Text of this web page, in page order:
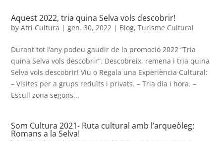
Aquest 2022, tria quina Selva vols descobrir!
byAtri Cultura |gen. 30, 2022 | Blog,Turisme Cultural
Durant tot l’any podeu gaudir de la promoció 2022 “Tria
quina Selva vols descobrir”. Descobreix, remena i tria quina
Selva vols descobrir! Viu o Regala una Experiència Cultural:
– Visites per a grups reduïts i privats. – Tria dia i hora. –
Escull zona segons...
Som Cultura 2021- Ruta cultural amb l’arqueòleg:
Romans a la Selva!